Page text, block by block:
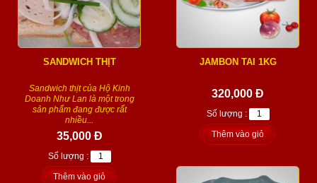
SANDWICH THỊT
Sandwich thịt của Hộ Kinh
Doanh Như Lan là một trong
sản phẩm đang được rất
nhiều...
35,000 Đ
Số lượng :
Thêm vào giỏ
JAMBON TAI 1KG
320,000 Đ
Số lượng :
Thêm vào giỏ